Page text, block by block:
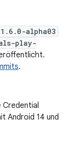
alpha03
play-
.
Credential
Android 14 und